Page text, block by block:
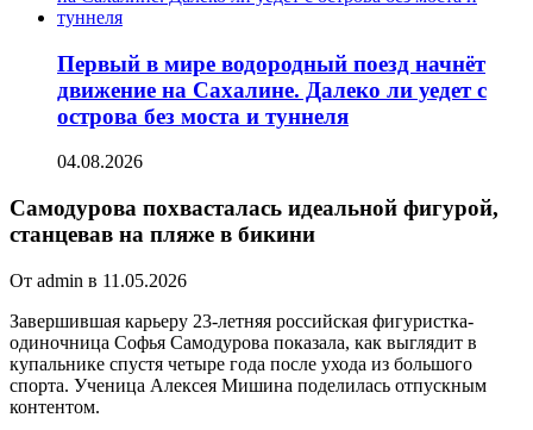
Первый в мире водородный поезд начнёт
движение на Сахалине. Далеко ли уедет с
острова без моста и туннеля
04.08.2026
Самодурова похвасталась идеальной фигурой,
станцевав на пляже в бикини
От admin в 11.05.2026
Завершившая карьеру 23-летняя российская фигуристка-
одиночница Софья Самодурова показала, как выглядит в
купальнике спустя четыре года после ухода из большого
спорта. Ученица Алексея Мишина поделилась отпускным
контентом.